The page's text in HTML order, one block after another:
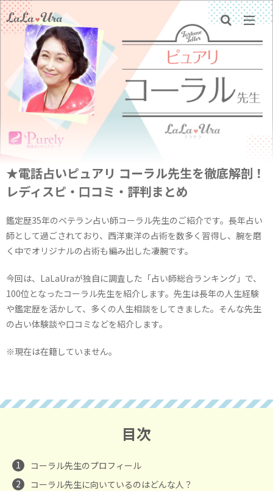
★電話占いピュアリ コーラル先生を徹底解剖！
レディスピ・口コミ・評判まとめ
鑑定歴35年のベテラン占い師コーラル先生のご紹介です。長年占い
師として過ごされており、西洋東洋の占術を数多く習得し、腕を磨
く中でオリジナルの占術も編み出した凄腕です。
今回は、LaLaUraが独自に調査した「占い師総合ランキング」で、
100位となったコーラル先生を紹介します。先生は長年の人生経験
や鑑定歴を活かして、多くの人生相談をしてきました。そんな先生
の占い体験談や口コミなどを紹介します。
※現在は在籍していません。
目次
1
コーラル先生のプロフィール
2
コーラル先生に向いているのはどんな人？